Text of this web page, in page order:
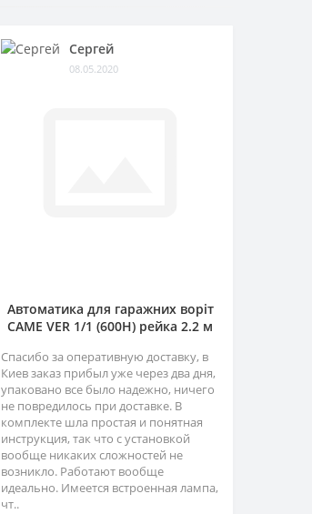
Сергей
08.05.2020
Автоматика для гаражних воріт
CAME VER 1/1 (600H) рейка 2.2 м
Спасибо за оперативную доставку, в
Киев заказ прибыл уже через два дня,
упаковано все было надежно, ничего
не повредилось при доставке. В
комплекте шла простая и понятная
инструкция, так что с установкой
вообще никаких сложностей не
возникло. Работают вообще
идеально. Имеется встроенная лампа,
чт..